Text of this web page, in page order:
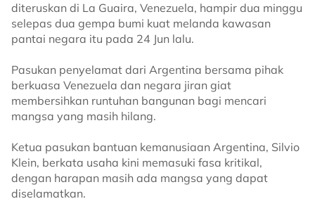
diteruskan di La Guaira, Venezuela, hampir dua minggu
selepas dua gempa bumi kuat melanda kawasan
pantai negara itu pada 24 Jun lalu.
Pasukan penyelamat dari Argentina bersama pihak
berkuasa Venezuela dan negara jiran giat
membersihkan runtuhan bangunan bagi mencari
mangsa yang masih hilang.
Ketua pasukan bantuan kemanusiaan Argentina, Silvio
Klein, berkata usaha kini memasuki fasa kritikal,
dengan harapan masih ada mangsa yang dapat
diselamatkan.